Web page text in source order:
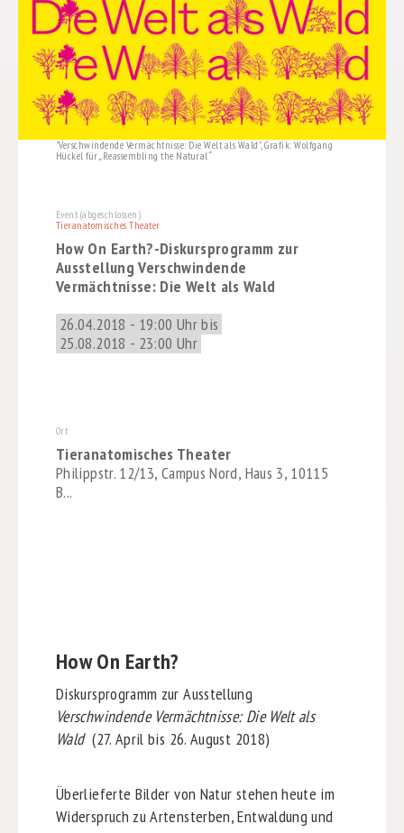
"Verschwindende Vermächtnisse: Die Welt als Wald", Grafik: Wolfgang
Hückel für „Reassembling the Natural“
Event (abgeschlossen)
Tieranatomisches Theater
How On Earth?-Diskursprogramm zur
Ausstellung Verschwindende
Vermächtnisse: Die Welt als Wald
26.04.2018 - 19:00 Uhr bis
25.08.2018 - 23:00 Uhr
Ort
Tieranatomisches Theater
Philippstr. 12/13, Campus Nord, Haus 3, 10115
B...
How On Earth?
Diskursprogramm zur Ausstellung
Verschwindende Vermächtnisse: Die Welt als
Wald(27. April bis 26. August 2018)
Überlieferte Bilder von Natur stehen heute im
Widerspruch zu Artensterben, Entwaldung und